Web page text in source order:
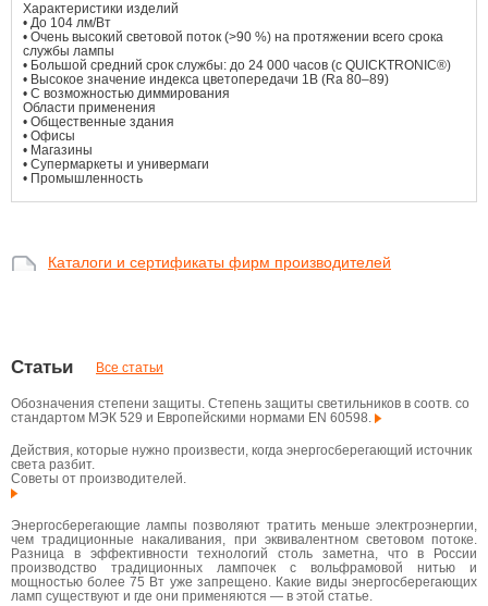
Характеристики изделий
• До 104 лм/Вт
• Очень высокий световой поток (>90 %) на протяжении всего срока
службы лампы
• Большой средний срок службы: до 24 000 часов (с QUICKTRONIC®)
• Высокое значение индекса цветопередачи 1B (Ra 80–89)
• С возможностью диммирования
Области применения
• Общественные здания
• Офисы
• Магазины
• Супермаркеты и универмаги
• Промышленность
Каталоги и сертификаты фирм производителей
Статьи Все статьи
Обозначения степени защиты. Степень защиты светильников в соотв. со
стандартом МЭК 529 и Европейскими нормами EN 60598.
Действия, которые нужно произвести, когда энергосберегающий источник
света разбит.
Советы от производителей.
Энергосберегающие лампы позволяют тратить меньше электроэнергии,
чем традиционные накаливания, при эквивалентном световом потоке.
Разница в эффективности технологий столь заметна, что в России
производство традиционных лампочек с вольфрамовой нитью и
мощностью более 75 Вт уже запрещено. Какие виды энергосберегающих
ламп существуют и где они применяются — в этой статье.